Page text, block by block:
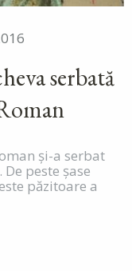
serbată
și-a serbat
peste șase
păzitoare a